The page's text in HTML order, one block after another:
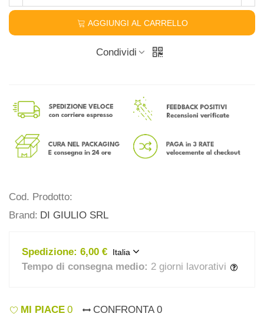
AGGIUNGI AL CARRELLO
Condividi
Cod. Prodotto:
Brand: DI GIULIO SRL
Spedizione: 6,00 € Italia
Tempo di consegna medio: 2 giorni lavorativi
MI PIACE 0 CONFRONTA 0